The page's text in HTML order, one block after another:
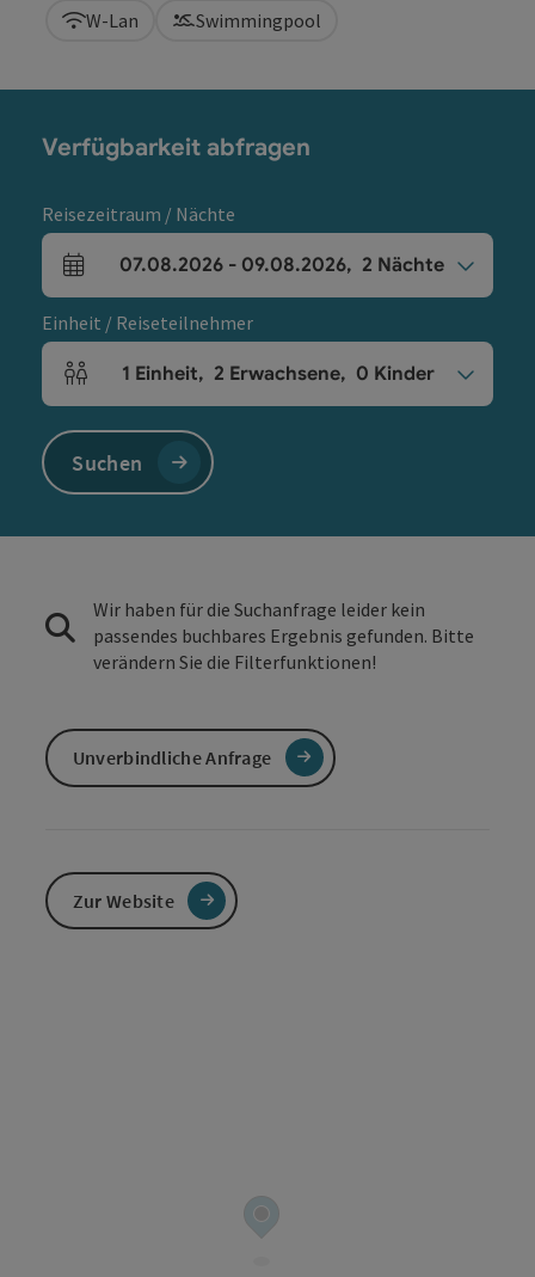
W-Lan Swimmingpool
Verfügbarkeit abfragen
Reisezeitraum / Nächte
An- und Abreisefelder
07.08.2026 - 09.08.2026, 2 Nächte
Einheit / Reiseteilnehmer
Einheitenanzahl und Personenfelder
1 Einheit, 2 Erwachsene, 0 Kinder
Suchen
Wir haben für die Suchanfrage leider kein
passendes buchbares Ergebnis gefunden. Bitte
verändern Sie die Filterfunktionen!
Unverbindliche Anfrage
Zur Website